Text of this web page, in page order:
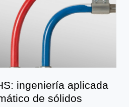
ingeniería aplicada
de sólidos